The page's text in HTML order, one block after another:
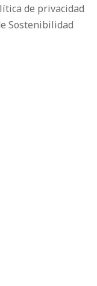
de privacidad
Sostenibilidad